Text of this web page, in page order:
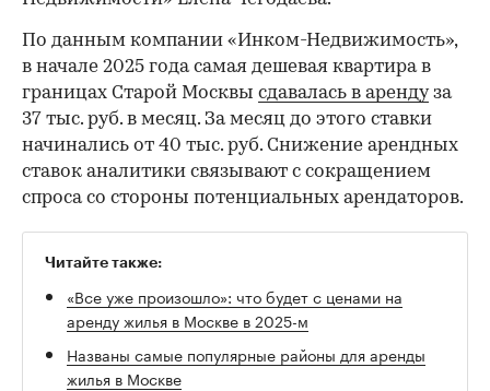
По данным компании «Инком-Недвижимость»,
в начале 2025 года самая дешевая квартира в
границах Старой Москвы сдавалась в арендуза
37 тыс. руб. в месяц. За месяц до этого ставки
начинались от 40 тыс. руб. Снижение арендных
ставок аналитики связывают с сокращением
спроса со стороны потенциальных арендаторов.
Читайте также:
«Все уже произошло»: что будет с ценами на
аренду жилья в Москве в 2025-м
Названы самые популярные районы для аренды
жилья в Москве